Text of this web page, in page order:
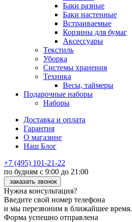
Баки разные
Баки настенные
Встраиваемые
Корзины для бумаг
Аксессуары
Текстиль
Уборка
Системы хранения
Техника
Весы, таймеры
Подарочные наборы
Наборы
Доставка и оплата
Гарантия
О магазине
Наш Блог
+7 (495) 101-21-22
по будням с 9:00 до 21:00
заказать звонок
Нужна консультация?
Введите свой номер телефона
и мы перезвоним в ближайшее время.
Форма успешно отправлена